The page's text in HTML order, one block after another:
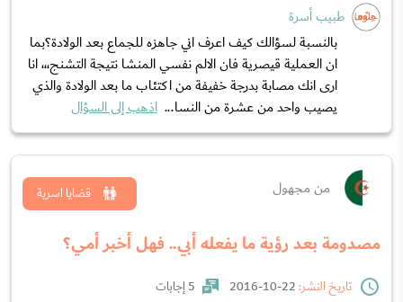
طبيب أسرة
بالنسبة لسؤالك كيف اعرف اني جاهزه للجماع بعد الولادة؟بما
ان العملية قيصرية فان الالم نفسي المنشا نتيجة التشنج،،، انا
ارى انك مصابة بدرجة خفيفة من اكتئاب ما بعد الولادة والذي
يصيب واحد من عشرة من النسا... اذهب إلى السؤال
من مجهول
مصدومة بعد رؤية ما يفعله أبي.. فهل أخبر أمي؟
قضايا اسرية
تاريخ النشر:
5 إجابات